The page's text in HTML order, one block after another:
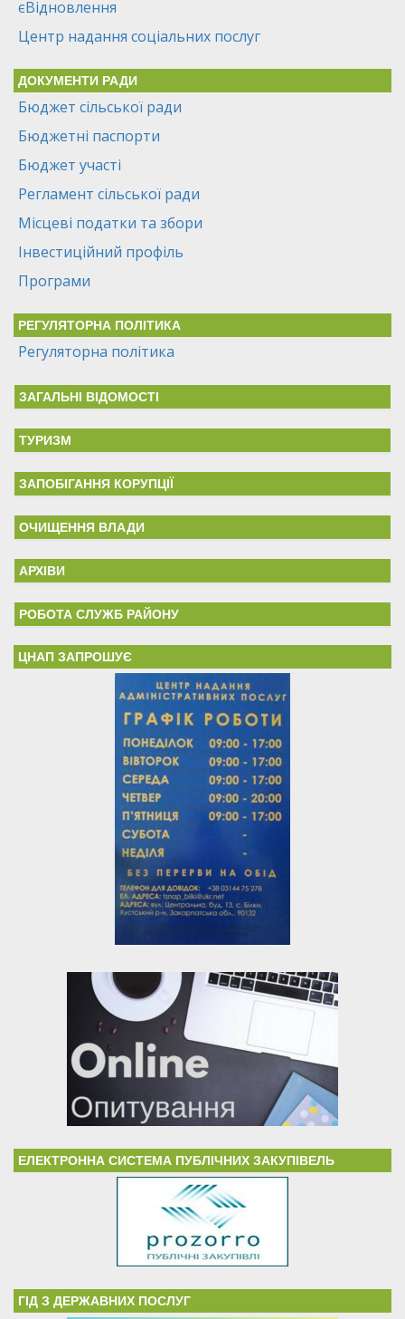
єВідновлення
Центр надання соціальних послуг
ДОКУМЕНТИ РАДИ
Бюджет сільської ради
Бюджетні паспорти
Бюджет участі
Регламент сільської ради
Місцеві податки та збори
Інвестиційний профіль
Програми
РЕГУЛЯТОРНА ПОЛІТИКА
Регуляторна політика
ЗАГАЛЬНІ ВІДОМОСТІ
ТУРИЗМ
ЗАПОБІГАННЯ КОРУПЦІЇ
ОЧИЩЕННЯ ВЛАДИ
АРХІВИ
РОБОТА СЛУЖБ РАЙОНУ
ЦНАП ЗАПРОШУЄ
ЕЛЕКТРОННА СИСТЕМА ПУБЛІЧНИХ ЗАКУПІВЕЛЬ
ГІД З ДЕРЖАВНИХ ПОСЛУГ